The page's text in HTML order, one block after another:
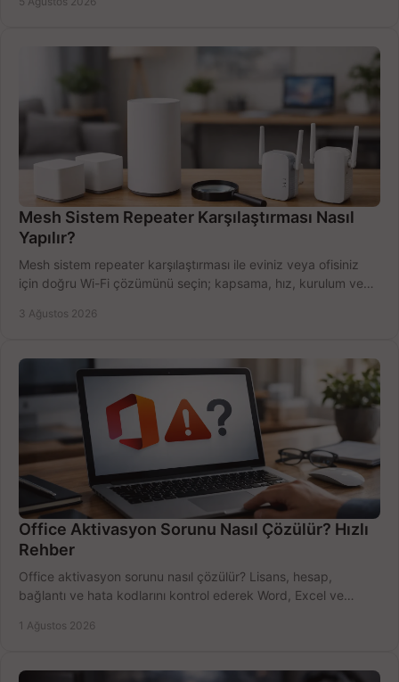
Mesh Sistem Repeater Karşılaştırması Nasıl
Yapılır?
Mesh sistem repeater karşılaştırması ile eviniz veya ofisiniz
için doğru Wi-Fi çözümünü seçin; kapsama, hız, kurulum ve
3 Ağustos 2026
Office Aktivasyon Sorunu Nasıl Çözülür? Hızlı
Rehber
Office aktivasyon sorunu nasıl çözülür? Lisans, hesap,
bağlantı ve hata kodlarını kontrol ederek Word, Excel ve
1 Ağustos 2026